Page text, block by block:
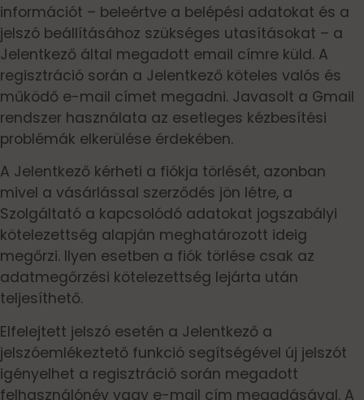
információt – beleértve a belépési adatokat és a
jelszó beállításához szükséges utasításokat – a
Jelentkező által megadott email címre küld. A
regisztráció során a Jelentkező köteles valós és
működő e-mail címet megadni. Javasolt a Gmail
rendszer használata az esetleges kézbesítési
problémák elkerülése érdekében.
A Jelentkező kérheti a fiókja törlését, azonban
mivel a vásárlással szerződés jön létre, a
Szolgáltató a kapcsolódó adatokat jogszabályi
kötelezettség alapján meghatározott ideig
megőrzi. Ilyen esetben a fiók törlése csak az
adatmegőrzési kötelezettség lejárta után
teljesíthető.
Elfelejtett jelszó esetén a Jelentkező a
jelszóemlékeztető funkció segítségével új jelszót
igényelhet a regisztráció során megadott
felhasználónév vagy e-mail cím megadásával. A